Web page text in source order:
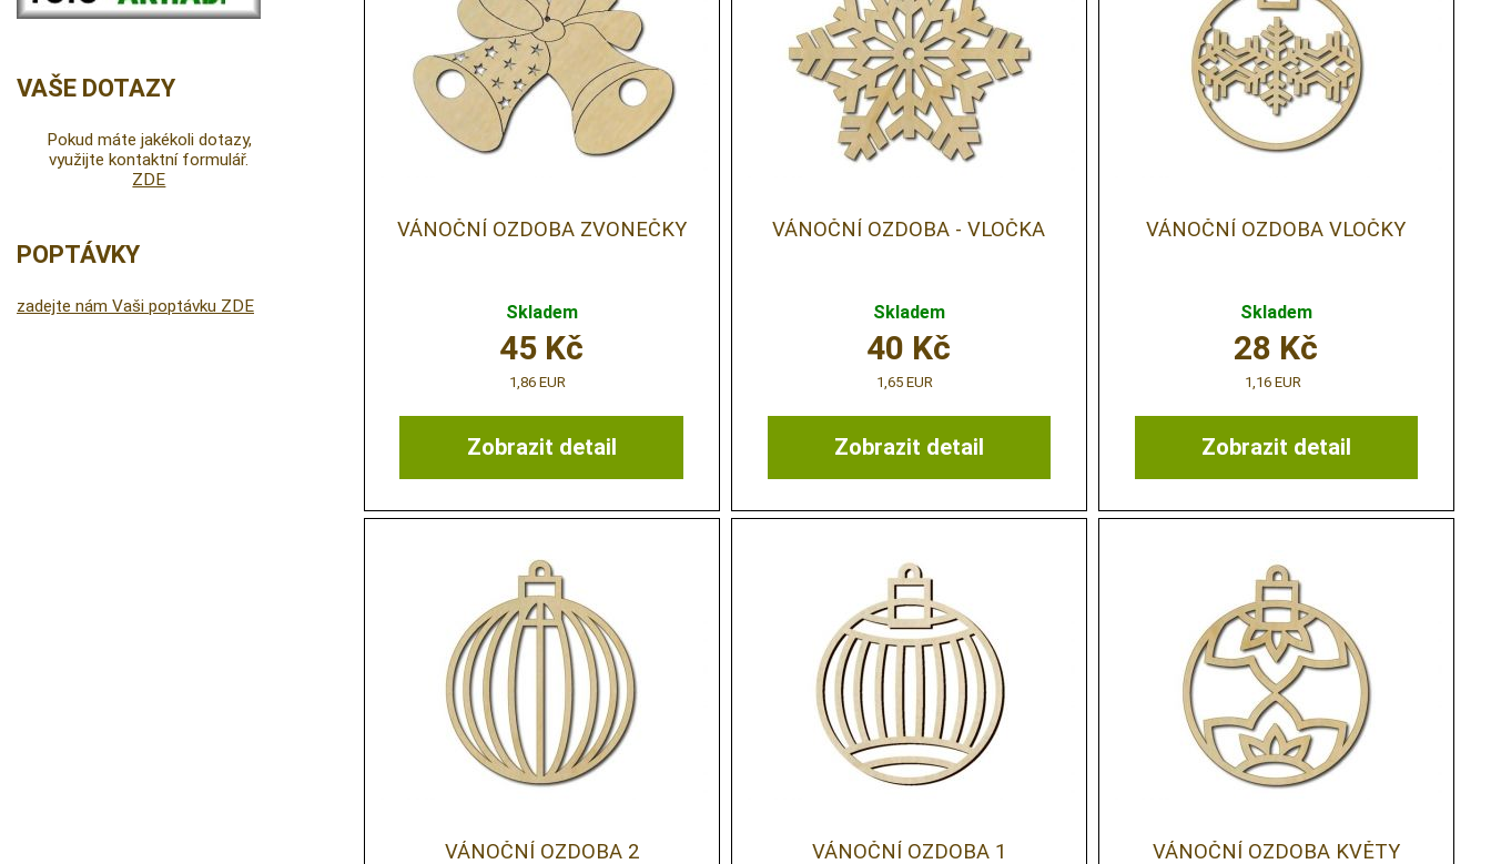
VÁNOČNÍ OZDOBA ZVONEČKY
Skladem
Zobrazit detail
45 Kč
1,86 EUR
VÁNOČNÍ OZDOBA - VLOČKA
Skladem
Zobrazit detail
40 Kč
1,65 EUR
VÁNOČNÍ OZDOBA VLOČKY
Skladem
Zobrazit detail
28 Kč
1,16 EUR
VÁNOČNÍ OZDOBA 2 VÁNOČNÍ OZDOBA 1 VÁNOČNÍ OZDOBA KVĚTY
VAŠE DOTAZY
Pokud máte jakékoli dotazy,
využijte kontaktní formulář.
ZDE
POPTÁVKY
zadejte nám Vaši poptávku ZDE